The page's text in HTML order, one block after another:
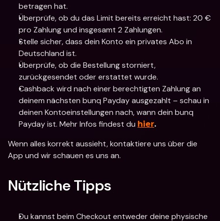
betragen hat.
Überprüfe, ob du das Limit bereits erreicht hast: 20 €
pro Zahlung und insgesamt 2 Zahlungen.
Stelle sicher, dass dein Konto ein privates Abo in
Deutschland ist.
Überprüfe, ob die Bestellung storniert,
zurückgesendet oder erstattet wurde.
Cashback wird nach einer berechtigten Zahlung an
deinem nächsten bunq Payday ausgezahlt – schau in
deinen Kontoeinstellungen nach, wann dein bunq
Payday ist. Mehr Infos findest du hier.
Wenn alles korrekt aussieht, kontaktiere uns über die
App und wir schauen es uns an.
Nützliche Tipps
Du kannst beim Checkout entweder deine physische